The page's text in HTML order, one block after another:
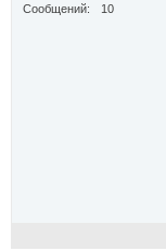
Сообщений
10